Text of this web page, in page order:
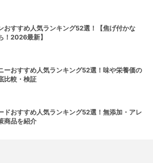
おすすめ人気ランキング52選！【焦げ付かな
！2026最新】
ーおすすめ人気ランキング52選！味や栄養価の
比較・検証
ドおすすめ人気ランキング52選！無添加・アレ
商品を紹介